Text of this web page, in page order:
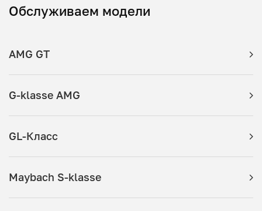
Обслуживаем модели
AMG GT
G-klasse AMG
GL-Класс
Maybach S-klasse